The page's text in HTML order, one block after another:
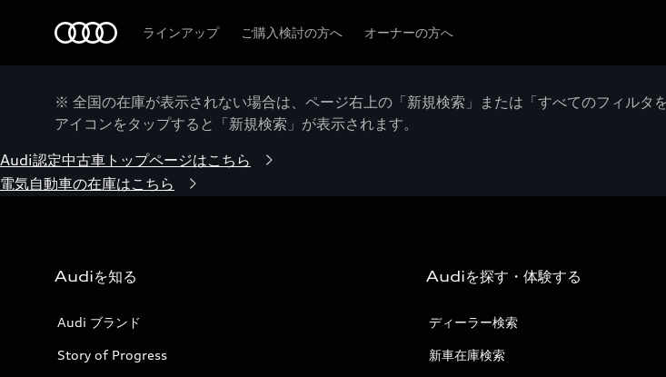
ラインアップ ご購入検討の方へ オーナーの方へ
※ 全国の在庫が表示されない場合は、ページ右上の「新規検索」または「すべてのフィルタ
アイコンをタップすると「新規検索」が表示されます。
Audi認定中古車トップページはこちら
電気自動車の在庫はこちら
Audiを知る
Audi ブランド
Story of Progress
Audiを探す・体験する
ディーラー検索
新車在庫検索